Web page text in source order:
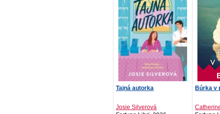
Tajná autorka
Josie Silverová
Búrka v